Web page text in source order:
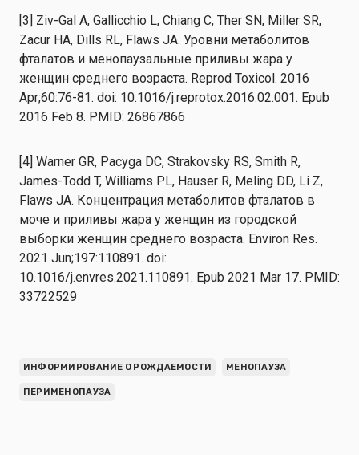
[3] Ziv-Gal A, Gallicchio L, Chiang C, Ther SN, Miller SR,
Zacur HA, Dills RL, Flaws JA. Уровни метаболитов
фталатов и менопаузальные приливы жара у
женщин среднего возраста. Reprod Toxicol. 2016
Apr;60:76-81. doi: 10.1016/j.reprotox.2016.02.001. Epub
2016 Feb 8. PMID: 26867866
[4] Warner GR, Pacyga DC, Strakovsky RS, Smith R,
James-Todd T, Williams PL, Hauser R, Meling DD, Li Z,
Flaws JA. Концентрация метаболитов фталатов в
моче и приливы жара у женщин из городской
выборки женщин среднего возраста. Environ Res.
2021 Jun;197:110891. doi:
10.1016/j.envres.2021.110891. Epub 2021 Mar 17. PMID:
33722529
ИНФОРМИРОВАНИЕ О РОЖДАЕМОСТИ МЕНОПАУЗА
ПЕРИМЕНОПАУЗА